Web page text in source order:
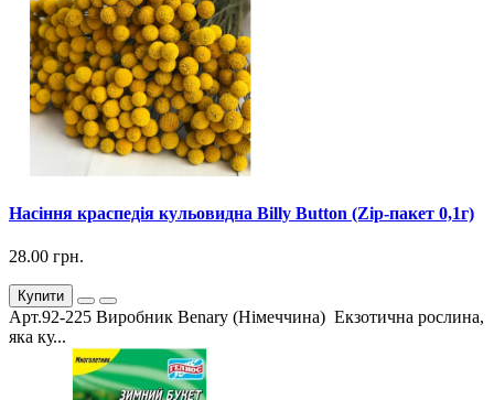
Насіння краспедія кульовидна Billy Button (Zip-пакет 0,1г)
28.00 грн.
Купити
Арт.92-225 Виробник Benary (Німеччина) Екзотична рослина,
яка ку...